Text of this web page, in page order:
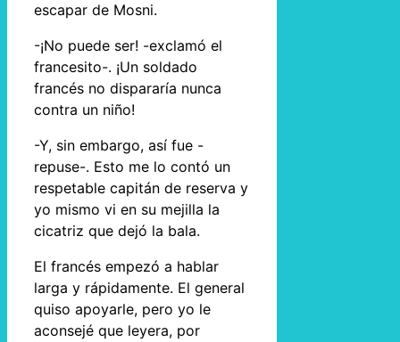
escapar de Mosni.
-¡No puede ser! -exclamó el
francesito-. ¡Un soldado
francés no dispararía nunca
contra un niño!
-Y, sin embargo, así fue -
repuse-. Esto me lo contó un
respetable capitán de reserva y
yo mismo vi en su mejilla la
cicatriz que dejó la bala.
El francés empezó a hablar
larga y rápidamente. El general
quiso apoyarle, pero yo le
aconsejé que leyera, por